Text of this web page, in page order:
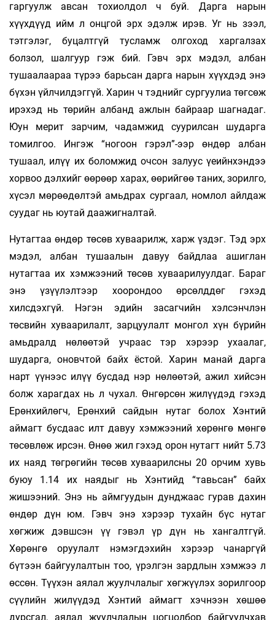
гаргуулж авсан тохиолдол ч буй. Дарга нарын
хүүхдүүд ийм л онцгой эрх эдэлж ирэв. Уг нь зээл,
тэтгэлэг, буцалтгүй тусламж олгоход харгалзах
болзол, шалгуур гэж бий. Гэвч эрх мэдэл, албан
тушаалаараа түрээ барьсан дарга нарын хүүхдэд энэ
бүхэн үйлчилдэггүй. Харин ч тэднийг сургуулиа төгсөж
ирэхэд нь төрийн албанд ажлын байраар шагнадаг.
Юун мерит зарчим, чадамжид суурилсан шударга
томилгоо. Ингэж “ногоон гэрэл”-ээр өндөр албан
тушаал, илүү их боломжид очсон залуус үеийнхэндээ
хорвоо дэлхийг өөрөөр харах, өөрийгөө таних, зорилго,
хүсэл мөрөөдөлтэй амьдрах сургаал, номлол айлдаж
суудаг нь юутай даажигналтай.
Нутагтаа өндөр төсөв хуваарилж, харж үздэг. Тэд эрх
мэдэл, албан тушаалын давуу байдлаа ашиглан
нутагтаа их хэмжээний төсөв хуваарилуулдаг. Бараг
энэ үзүүлэлтээр хоорондоо өрсөлддөг гэхэд
хилсдэхгүй. Нэгэн эдийн засагчийн хэлсэнчлэн
төсвийн хуваарилалт, зарцуулалт монгол хүн бүрийн
амьдралд нөлөөтэй учраас тэр хэрээр ухаалаг,
шударга, оновчтой байх ёстой. Харин манай дарга
нарт үүнээс илүү бусдад нэр нөлөөтэй, ажил хийсэн
болж харагдах нь л чухал. Өнгөрсөн жилүүдэд гэхэд
Ерөнхийлөгч, Ерөнхий сайдын нутаг болох Хэнтий
аймагт бусдаас илт давуу хэмжээний хөрөнгө мөнгө
төсөвлөж ирсэн. Өнөө жил гэхэд орон нутагт нийт 5.73
их наяд төгрөгийн төсөв хуваарилсны 20 орчим хувь
буюу 1.14 их наядыг нь Хэнтийд “тавьсан” байх
жишээний. Энэ нь аймгуудын дунджаас гурав дахин
өндөр дүн юм. Гэвч энэ хэрээр тухайн бүс нутаг
хөгжиж дэвшсэн үү гэвэл үр дүн нь хангалтгүй.
Хөрөнгө оруулалт нэмэгдэхийн хэрээр чанаргүй
бүтээн байгуулалтын тоо, үрэлгэн зардлын хэмжээ л
өссөн. Түүхэн аялал жуулчлалыг хөгжүүлэх зорилгоор
сүүлийн жилүүдэд Хэнтий аймагт хэчнээн хөшөө
дурсгал, аялал жуулчлалын цогцолбор байгуулчхав